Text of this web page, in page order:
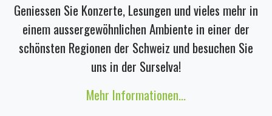
Geniessen Sie Konzerte, Lesungen und vieles mehr in
einem aussergewöhnlichen Ambiente in einer der
schönsten Regionen der Schweiz und besuchen Sie
uns in der Surselva!
Mehr Informationen...